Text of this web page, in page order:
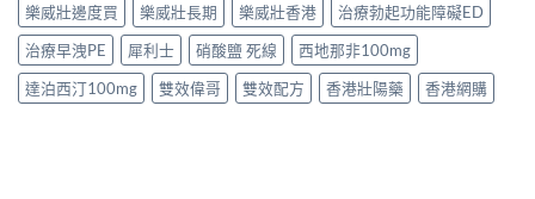
樂威壯邊度買
樂威壯長期 樂威壯香港
治療勃起功能障礙ED
治療早洩PE
犀利士 硝酸鹽 死線
西地那非100mg
達泊西汀100mg
雙效偉哥 雙效配方 香港壯陽藥 香港網購